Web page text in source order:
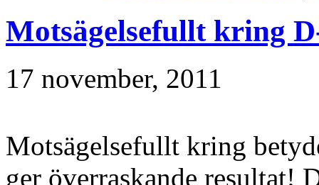
Motsägelsefullt kring
17 november, 2011
Motsägelsefullt kring
ger överraskande resultat!